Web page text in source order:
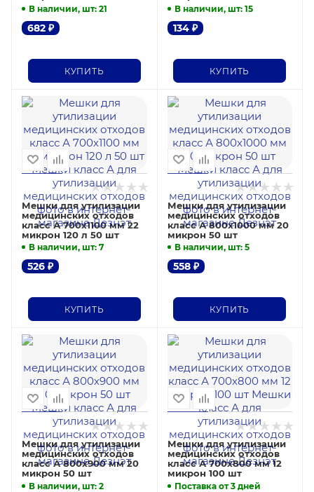
В наличии, шт: 21
682 ₽
КУПИТЬ
В наличии, шт: 15
134₽
КУПИТЬ
Мешки для утилизации
медицинских отходов
класс А 700х1100 мм 22
микрон 120 л 50 шт
В наличии, шт: 7
526 ₽
КУПИТЬ
Мешки для утилизации
медицинских отходов
класс А 800х1000 мм 20
микрон 50 шт
В наличии, шт: 5
558₽
КУПИТЬ
Мешки для утилизации
медицинских отходов
класс А 800х900 мм 20
микрон 50 шт
В наличии, шт: 2
Мешки для утилизации
медицинских отходов
класс А 700х800 мм 12
микрон 100 шт
Поставка от 3 дней